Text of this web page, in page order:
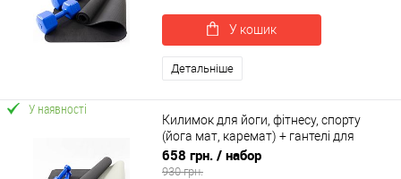
У кошик
Детальніше
У наявності
Килимок для йоги, фітнесу, спорту
(йога мат, каремат) + гантелі для
фітнесу 2шт по 0.5кг OSPORT Set 62 (n-
0092)
658 грн. / набор
930 грн.